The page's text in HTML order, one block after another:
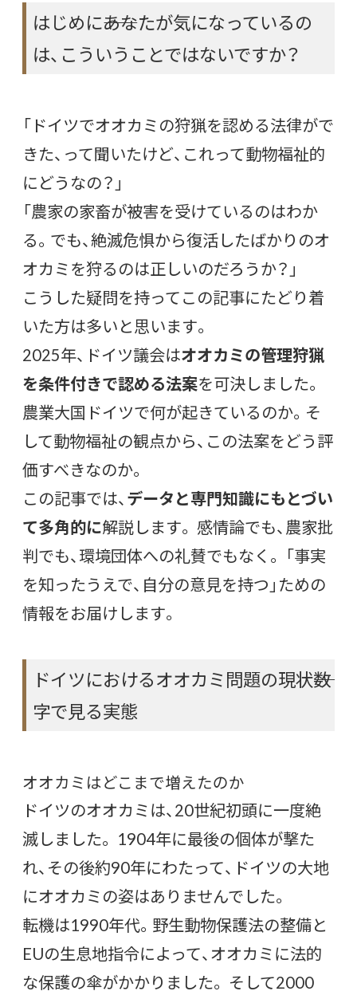
はじめに――あなたが気になっているの
は、こういうことではないですか？
「ドイツでオオカミの狩猟を認める法律がで
きた、って聞いたけど、これって動物福祉的
にどうなの？」
「農家の家畜が被害を受けているのはわか
る。でも、絶滅危惧から復活したばかりのオ
オカミを狩るのは正しいのだろうか？」
こうした疑問を持ってこの記事にたどり着
いた方は多いと思います。
2025年、ドイツ議会はオオカミの管理狩猟
を条件付きで認める法案を可決しました。
農業大国ドイツで何が起きているのか。そ
して動物福祉の観点から、この法案をどう評
価すべきなのか。
この記事では、データと専門知識にもとづい
て多角的に解説します。 感情論でも、農家批
判でも、環境団体への礼賛でもなく。 「事実
を知ったうえで、自分の意見を持つ」ための
情報をお届けします。
ドイツにおけるオオカミ問題の現状――数
字で見る実態
オオカミはどこまで増えたのか
ドイツのオオカミは、20世紀初頭に一度絶
滅しました。 1904年に最後の個体が撃た
れ、その後約90年にわたって、ドイツの大地
にオオカミの姿はありませんでした。
転機は1990年代。野生動物保護法の整備と
EUの生息地指令によって、オオカミに法的
な保護の傘がかかりました。 そして2000